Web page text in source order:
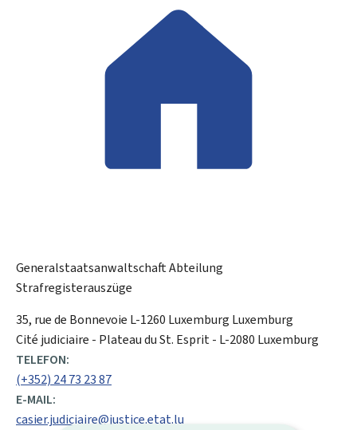
GeneralstaatsanwaltschaftAbteilung
Strafregisterauszüge
ADRESSE:
35, rue de Bonnevoie L-1260 Luxemburg Luxemburg
Cité judiciaire - Plateau du St. Esprit - L-2080 Luxemburg
TELEFON:
(+352) 24 73 23 87
E-MAIL:
casier.judiciaire@justice.etat.lu